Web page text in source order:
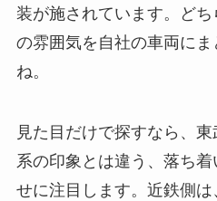
装が施されています。ど
の雰囲気を自社の車両に
ね。
見た目だけで探すなら、
系の印象とは違う、落ち
せに注目します。近鉄側